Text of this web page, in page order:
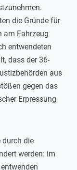
die Gründe für
am Fahrzeug
entwendeten
dass der 36-
aus
gegen das
Erpressung
durch die
werden: im